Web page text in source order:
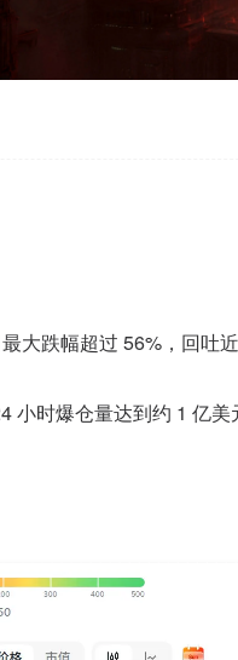
大跌幅超过 56%，回吐
小时爆仓量达到约 1 亿